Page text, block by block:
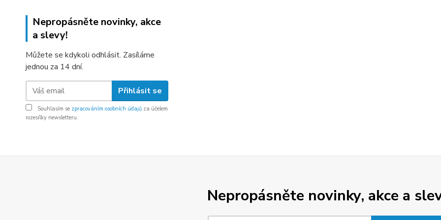
Nepropásněte novinky, akce
a slevy!
Můžete se kdykoli odhlásit. Zasíláme
jednou za 14 dní.
Přihlásit se
Souhlasím se zpracováním osobních údajů za účelem
rozesílky newsletteru.
Nepropásněte novinky, akce a